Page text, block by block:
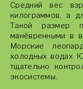
Средний вес
килограммов, а
Такой размер
манёвренными в
Морские
холодных водах
тщательно
экосистемы.